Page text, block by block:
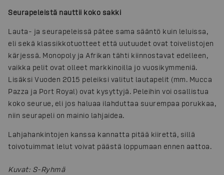
Seurapeleistä nauttii koko sakki
Lauta- ja seurapeleissä pätee sama sääntö kuin leluissa,
eli sekä klassikkotuotteet että uutuudet ovat toivelistojen
kärjessä. Monopoly ja Afrikan tähti kiinnostavat edelleen,
vaikka pelit ovat olleet markkinoilla jo vuosikymmeniä.
Lisäksi Vuoden 2015 peleiksi valitut lautapelit (mm. Mucca
Pazza ja Port Royal) ovat kysyttyjä. Peleihin voi osallistua
koko seurue, eli jos haluaa ilahduttaa suurempaa porukkaa,
niin seurapeli on mainio lahjaidea.
Lahjahankintojen kanssa kannatta pitää kiirettä, sillä
toivotuimmat lelut voivat päästä loppumaan ennen aattoa.
Kuvat: S-Ryhmä